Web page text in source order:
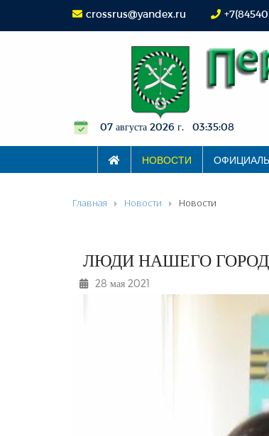
crossrus@yandex.ru
07 августа 2026 г. 03:35:10
НОВОСТИ
Главная Новости Новости
ЛЮДИ НАШЕГО
28 мая 2021